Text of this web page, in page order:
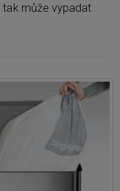
tak může vypadat